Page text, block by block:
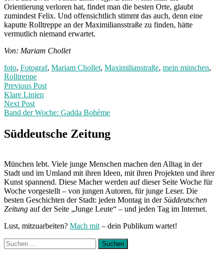
Orientierung verloren hat, findet man die besten Orte, glaubt
zumindest Felix. Und offensichtlich stimmt das auch, denn eine
kaputte Rolltreppe an der Maximiliansstraße zu finden, hätte
vermutlich niemand erwartet.
Von: Mariam Chollet
foto, Fotograf, Mariam Chollet, Maximilianstraße, mein münchen,
Rolltreppe
Post
navigation
Previous PostPrevious
Klare Linien
Next Post
Band der Woche: Gadda Bohème
Post:
Süddeutsche Zeitung
München lebt. Viele junge Menschen machen den Alltag in der
Stadt und im Umland mit ihren Ideen, mit ihren Projekten und ihrer
Kunst spannend. Diese Macher werden auf dieser Seite Woche für
Woche vorgestellt – von jungen Autoren, für junge Leser. Die
besten Geschichten der Stadt: jeden Montag in derSüddeutschen
Zeitung auf der Seite „Junge Leute“ – und jeden Tag im Internet.
Lust, mitzuarbeiten? Mach mit – dein Publikum wartet!
Suchen
nach: